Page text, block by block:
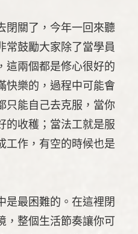
閉關了，今年一回來聽
常鼓勵大家除了當學員
這兩個都是修心很好的
快樂的，過程中可能會
只能自己去克服，當你
的收穫；當法工就是服
工作，有空的時候也是
是最困難的。在這裡閉
，整個生活節奏讓你可